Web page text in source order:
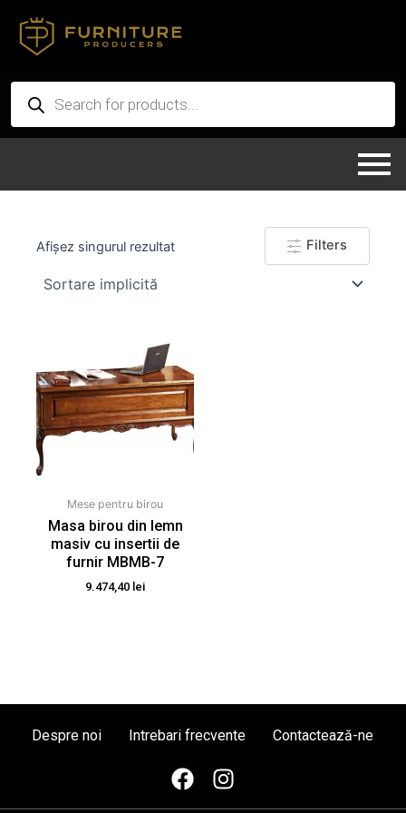
content
Products
search
Filters
Afișez singurul rezultat
Mese pentru birou
Masa birou din lemn
masiv cu insertii de
furnir MBMB-7
9.474,40 lei
Despre noi Intrebari frecvente Contactează-ne
F
I